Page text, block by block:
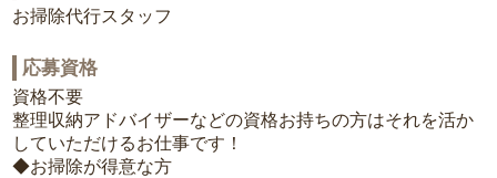
お掃除代行スタッフ
応募資格
資格不要
整理収納アドバイザーなどの資格お持ちの方はそれを活か
していただけるお仕事です！
◆お掃除が得意な方